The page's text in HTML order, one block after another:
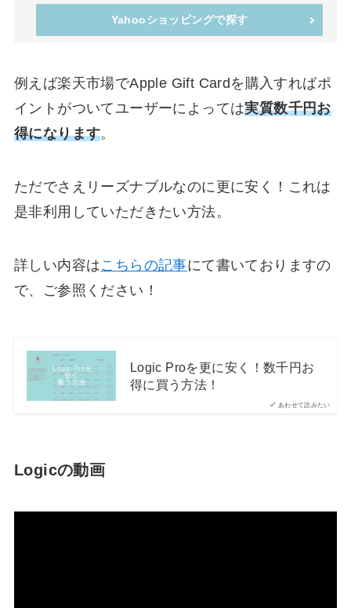
Yahooショッピングで探す
例えば楽天市場でApple Gift Cardを購入すればポ
イントがついてユーザーによっては実質数千円お
得になります。
ただでさえリーズナブルなのに更に安く！これは
是非利用していただきたい方法。
詳しい内容はこちらの記事にて書いておりますの
で、ご参照ください！
あわせて読みたい
Logic Proを更に安く！数千円お
得に買う方法！
Logicの動画